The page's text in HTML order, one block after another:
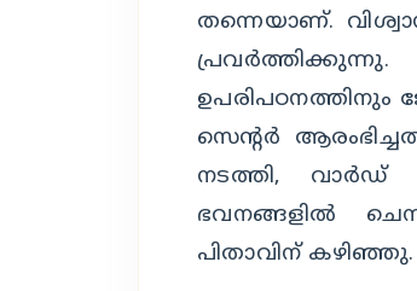
തന്നെയാണ്.
ഉപരിപഠനത്തിനും
സെന്റര്‍
നടത്തി, വാര്‍ഡ്
ഭവനങ്ങളില്‍
പിതാവിന് കഴിഞ്ഞു.